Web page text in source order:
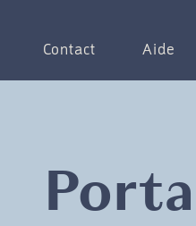
Contact Aide